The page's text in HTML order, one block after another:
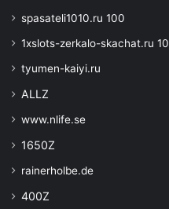
spasateli1010.ru 100
1xslots-zerkalo-skachat.ru 10
tyumen-kaiyi.ru
ALLZ
www.nlife.se
1650Z
rainerholbe.de
400Z